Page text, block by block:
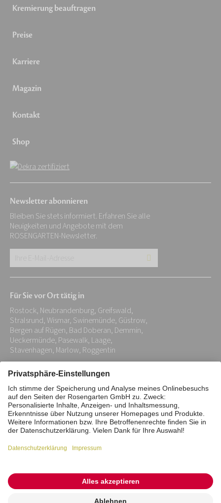
Kremierung beauftragen
Preise
Karriere
Magazin
Kontakt
Shop
Newsletter abonnieren
Bleiben Sie stets informiert. Erfahren Sie alle
Neuigkeiten und Angebote mit dem
ROSENGARTEN-Newsletter.
Adresse:
*
Für Sie vor Ort tätig in
Rostock, Neubrandenburg, Greifswald,
Stralsrund, Wismar, Swinemünde, Güstrow,
Bergen auf Rügen, Bad Doberan, Demmin,
Ueckermünde, Pasewalk, Laage,
Stavenhagen, Marlow, Roggentin
Impressum Datenschutz
Stiftung
Interne Meldestelle
Zahlungsmittel
Barrierefreiheitserklärung
Vertrag widerrufen